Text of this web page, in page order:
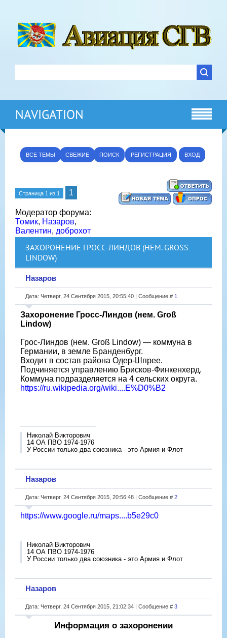
NAVIGATION
ВСЕ ТЕМЫ СВЕЖИЕ ПОИСК РЕГИСТРАЦИЯ ВХОД
Страница 1 из 1 1
Модератор форума:
Томик, Назаров,
Валентин, доброхот
ЗАХОРОНЕНИЕ ГРОСС-ЛИНДОВ (НЕМ. GROSS L
INDOW)
Назаров
Дата: Четверг, 24 Сентября 2015, 20:55:40 | Сообщение # 1
Захоронение Гросс-Линдов (нем. Groß
Lindow)
Грос-Линдов (нем. Groß Lindow) — коммуна в
Германии, в земле Бранденбург.
Входит в состав района Одер-Шпрее.
Подчиняется управлению Брисков-Финкенхерд.
Коммуна подразделяется на 4 сельских округа.
https://ru.wikipedia.org/wiki....E%D0%B2
Николай Викторович
14 ОА ПВО 1974-1976
У России только два союзника - это Армия и Флот
Назаров
Дата: Четверг, 24 Сентября 2015, 20:56:48 | Сообщение # 2
https://www.google.ru/maps....b5e29c0
Николай Викторович
14 ОА ПВО 1974-1976
У России только два союзника - это Армия и Флот
Назаров
Дата: Четверг, 24 Сентября 2015, 21:02:34 | Сообщение # 3
Информация о захоронении